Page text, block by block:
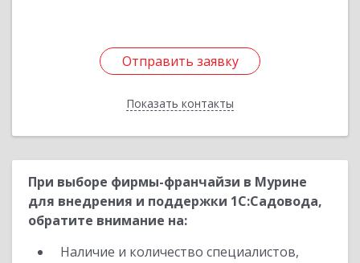
Отправить заявку
Показать контакты
Отправить заявку
Назад
При выборе фирмы-франчайзи в Мурине
для внедрения и поддержки 1С:Садовода,
обратите внимание на:
Наличие и количество специалистов,